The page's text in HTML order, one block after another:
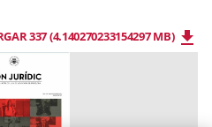
337 (4.140270233154297 MB)